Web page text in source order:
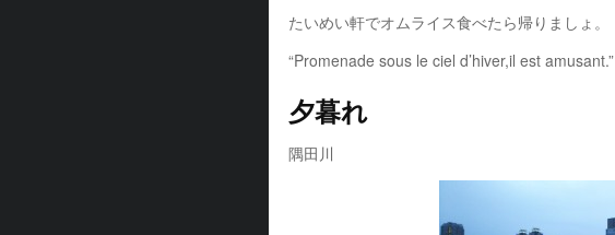
たいめい軒でオムライス食べたら帰りましょ。
“Promenade sous le ciel d’hiver,il est amusant.”
夕暮れ
隅田川